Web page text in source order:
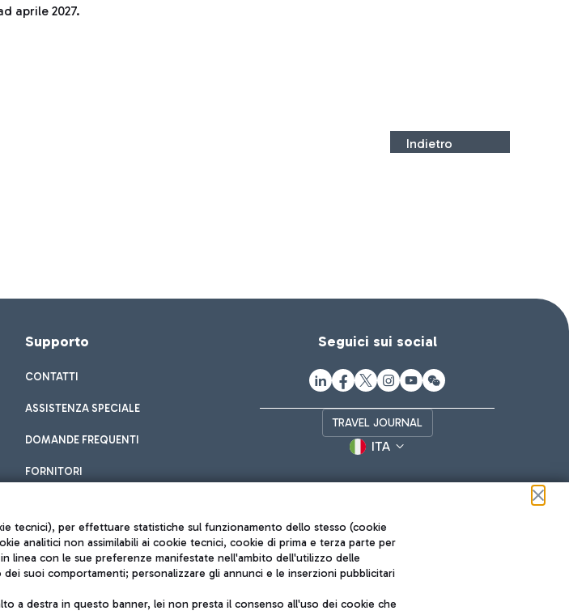
aprile 2027.
Indietro
Supporto
CONTATTI
ASSISTENZA SPECIALE
DOMANDE FREQUENTI
FORNITORI
Seguici sui social
TRAVEL JOURNAL
ITA
legali
Roma FCO
tecnici), per effettuare statistiche sul funzionamento dello stesso (cookie
analitici non assimilabili ai cookie tecnici, cookie di prima e terza parte per
linea con le sue preferenze manifestate nell'ambito dell'utilizzo delle
suoi comportamenti; personalizzare gli annunci e le inserzioni pubblicitari
a destra in questo banner, lei non presta il consenso all'uso dei cookie che